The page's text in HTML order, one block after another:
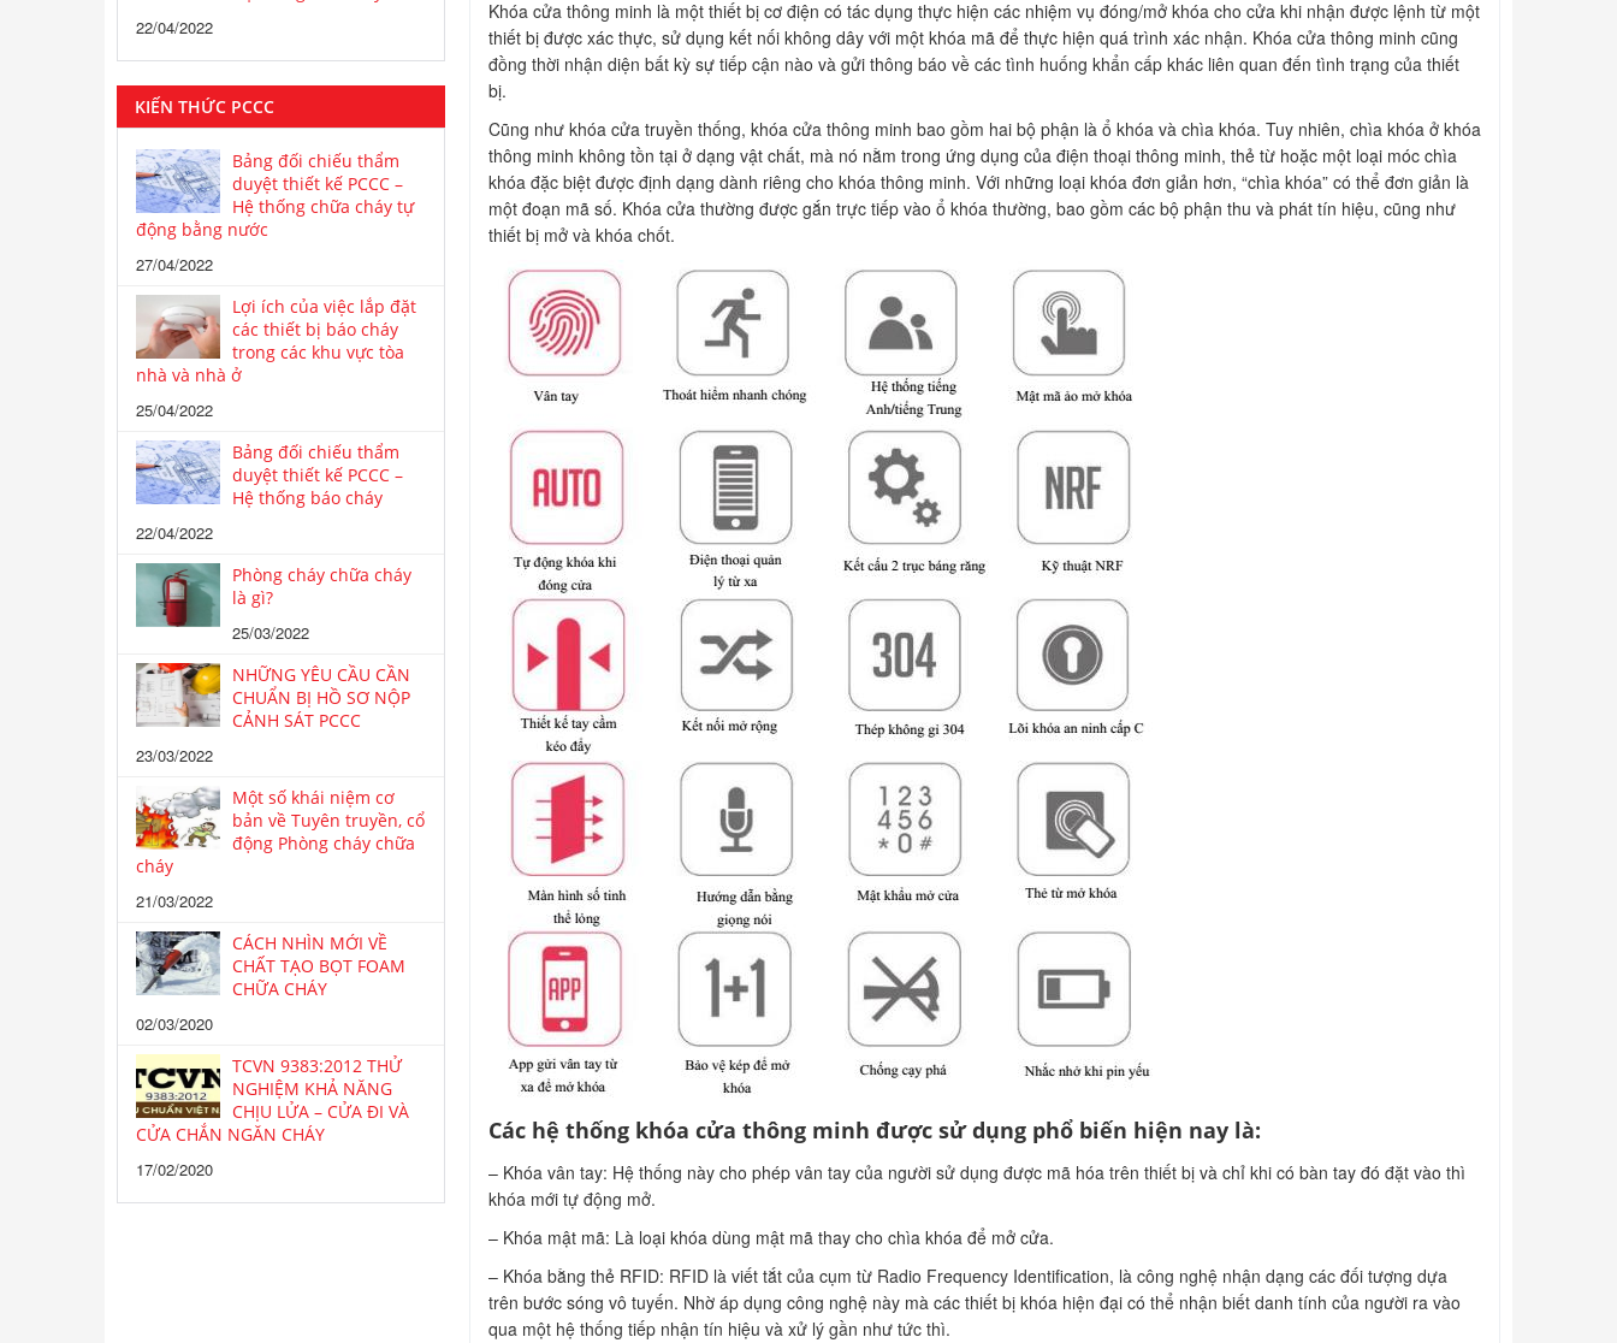
22/04/2022
KIẾN THỨC PCCC
Bảng đối chiếu thẩm
duyệt thiết kế PCCC –
Hệ thống chữa cháy tự
động bằng nước
27/04/2022
Lợi ích của việc lắp đặt
các thiết bị báo cháy
trong các khu vực tòa
nhà và nhà ở
25/04/2022
Bảng đối chiếu thẩm
duyệt thiết kế PCCC –
Hệ thống báo cháy
22/04/2022
Phòng cháy chữa cháy
là gì?
25/03/2022
NHỮNG YÊU CẦU CẦN
CHUẨN BỊ HỒ SƠ NỘP
CẢNH SÁT PCCC
23/03/2022
Một số khái niệm cơ
bản về Tuyên truyền, cổ
động Phòng cháy chữa
cháy
21/03/2022
CÁCH NHÌN MỚI VỀ
CHẤT TẠO BỌT FOAM
CHỮA CHÁY
02/03/2020
TCVN 9383:2012 THỬ
NGHIỆM KHẢ NĂNG
CHỊU LỬA – CỬA ĐI VÀ
CỬA CHẮN NGĂN CHÁY
17/02/2020
Khóa cửa thông minh là một thiết bị cơ điện có tác dụng thực hiện các nhiệm vụ đóng/mở khóa cho cửa khi nhận được lệnh từ một
thiết bị được xác thực, sử dụng kết nối không dây với một khóa mã để thực hiện quá trình xác nhận. Khóa cửa thông minh cũng
đồng thời nhận diện bất kỳ sự tiếp cận nào và gửi thông báo về các tình huống khẩn cấp khác liên quan đến tình trạng của thiết
bị.
Cũng như khóa cửa truyền thống, khóa cửa thông minh bao gồm hai bộ phận là ổ khóa và chìa khóa. Tuy nhiên, chìa khóa ở khóa
thông minh không tồn tại ở dạng vật chất, mà nó nằm trong ứng dụng của điện thoại thông minh, thẻ từ hoặc một loại móc chìa
khóa đặc biệt được định dạng dành riêng cho khóa thông minh. Với những loại khóa đơn giản hơn, “chìa khóa” có thể đơn giản là
một đoạn mã số. Khóa cửa thường được gắn trực tiếp vào ổ khóa thường, bao gồm các bộ phận thu và phát tín hiệu, cũng như
thiết bị mở và khóa chốt.
Các hệ thống khóa cửa thông minh được sử dụng phổ biến hiện nay là:
– Khóa vân tay: Hệ thống này cho phép vân tay của người sử dụng được mã hóa trên thiết bị và chỉ khi có bàn tay đó đặt vào thì
khóa mới tự động mở.
– Khóa mật mã: Là loại khóa dùng mật mã thay cho chìa khóa để mở cửa.
– Khóa bằng thẻ RFID: RFID là viết tắt của cụm từ Radio Frequency Identification, là công nghệ nhận dạng các đối tượng dựa
trên bước sóng vô tuyến. Nhờ áp dụng công nghệ này mà các thiết bị khóa hiện đại có thể nhận biết danh tính của người ra vào
qua một hệ thống tiếp nhận tín hiệu và xử lý gần như tức thì.